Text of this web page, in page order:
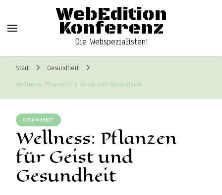
WebEdition
Konferenz
Die Webspezialisten!
Start
Gesundheit
Wellness: Pflanzen für Geist und Gesundheit
GESUNDHEIT
Wellness: Pflanzen
für Geist und
Gesundheit